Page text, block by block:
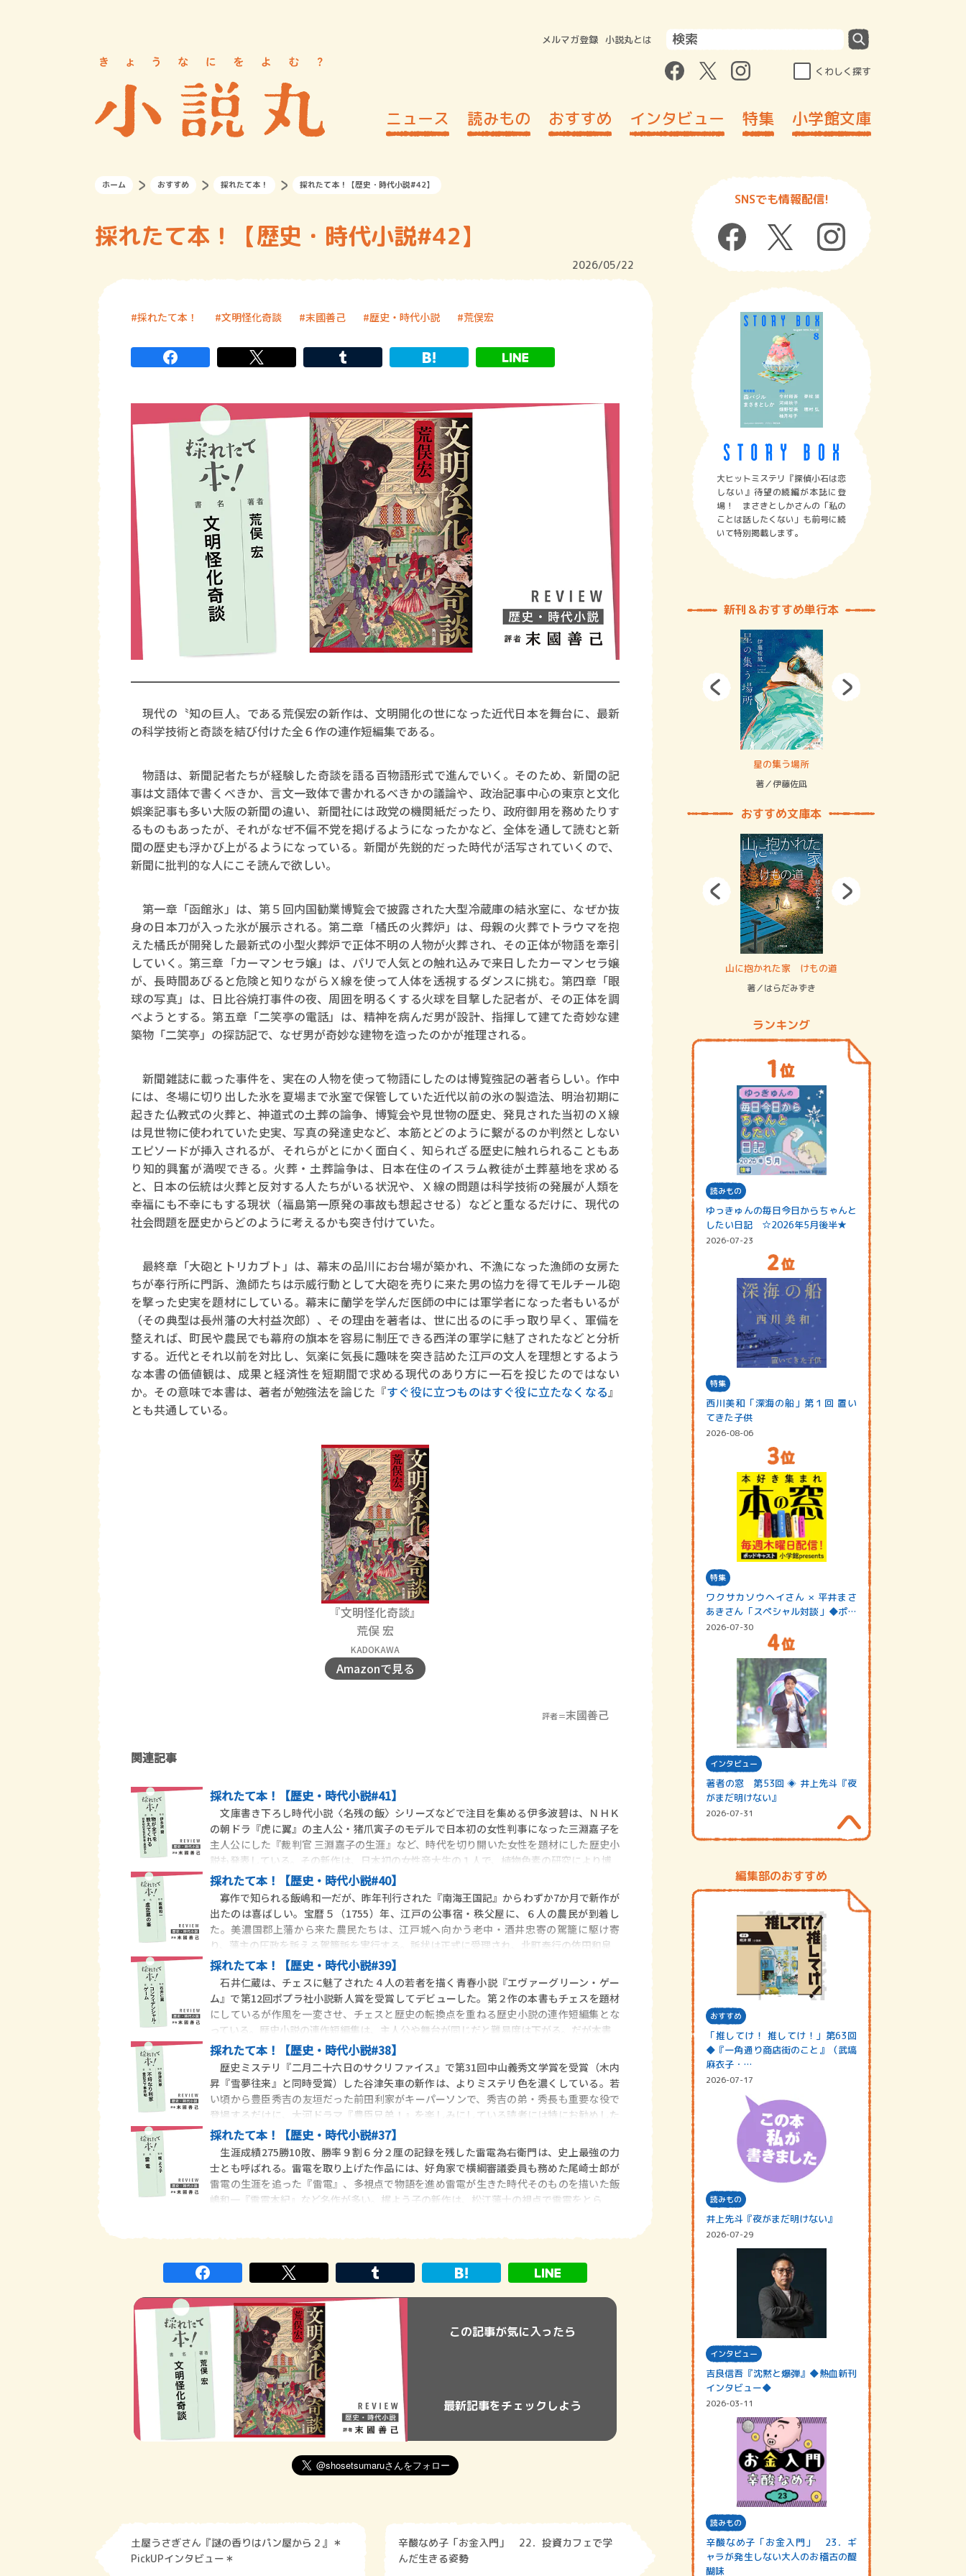
メルマガ登録 小説丸とは
くわしく探す
ニュース 読みもの おすすめ インタビュー 特集 小学館文庫
ホーム おすすめ 採れたて本！ 採れたて本！【歴史・時代小説#42】
採れたて本！【歴史・時代小説#42】
2026/05/22
採れたて本！ 文明怪化奇談 末國善己 歴史・時代小説 荒俣宏
現代の〝知の巨人〟である荒俣宏の新作は、文明開化の世になった近代日本を舞台に、最新
の科学技術と奇談を結び付けた全６作の連作短編集である。
物語は、新聞記者たちが経験した奇談を語る百物語形式で進んでいく。そのため、新聞の記
事は文語体で書くべきか、言文一致体で書かれるべきかの議論や、政治記事中心の東京と文化
娯楽記事も多い大阪の新聞の違い、新聞社には政党の機関紙だったり、政府御用を務めたりす
るものもあったが、それがなぜ不偏不党を掲げるようになったかなど、全体を通して読むと新
聞の歴史も浮かび上がるようになっている。新聞が先鋭的だった時代が活写されていくので、
新聞に批判的な人にこそ読んで欲しい。
第一章「函館氷」は、第５回内国勧業博覧会で披露された大型冷蔵庫の結氷室に、なぜか抜
身の日本刀が入った氷が展示される。第二章「橘氏の火葬炉」は、母親の火葬でトラウマを抱
えた橘氏が開発した最新式の小型火葬炉で正体不明の人物が火葬され、その正体が物語を牽引
していく。第三章「カーマンセラ嬢」は、パリで人気との触れ込みで来日したカーマンセラ嬢
が、長時間あびると危険と知りながらＸ線を使って人体を透視するダンスに挑む。第四章「眼
球の写真」は、日比谷焼打事件の夜、周囲を明るくする火球を目撃した記者が、その正体を調
べようとする。第五章「二笑亭の電話」は、精神を病んだ男が設計、指揮して建てた奇妙な建
築物「二笑亭」の探訪記で、なぜ男が奇妙な建物を造ったのかが推理される。
新聞雑誌に載った事件を、実在の人物を使って物語にしたのは博覧強記の著者らしい。作中
には、冬場に切り出した氷を夏場まで氷室で保管していた近代以前の氷の製造法、明治初期に
起きた仏教式の火葬と、神道式の土葬の論争、博覧会や見世物の歴史、発見された当初のＸ線
は見世物に使われていた史実、写真の発達史など、本筋とどのように繫がるのか判然としない
エピソードが挿入されるが、それらがとにかく面白く、知られざる歴史に触れられることもあ
り知的興奮が満喫できる。火葬・土葬論争は、日本在住のイスラム教徒が土葬墓地を求める
と、日本の伝統は火葬と反対する人たちがいる状況や、Ｘ線の問題は科学技術の発展が人類を
幸福にも不幸にもする現状（福島第一原発の事故も想起させる）などと重なるだけに、現代の
社会問題を歴史からどのように考えるかも突き付けていた。
最終章「大砲とトリカブト」は、幕末の品川にお台場が築かれ、不漁になった漁師の女房た
ちが奉行所に門訴、漁師たちは示威行動として大砲を売りに来た男の協力を得てモルチール砲
を撃った史実を題材にしている。幕末に蘭学を学んだ医師の中には軍学者になった者もいるが
（その典型は長州藩の大村益次郎）、その理由を著者は、世に出るのに手っ取り早く、軍備を
整えれば、町民や農民でも幕府の旗本を容易に制圧できる西洋の軍学に魅了されたなどと分析
する。近代とそれ以前を対比し、気楽に気長に趣味を突き詰めた江戸の文人を理想とするよう
な本書の価値観は、成果と経済性を短期間で求める現代のあり方に一石を投じたのではない
か。その意味で本書は、著者が勉強法を論じた『すぐ役に立つものはすぐ役に立たなくなる』
とも共通している。
『文明怪化奇談』
荒俣 宏
KADOKAWA
Amazonで見る
評者＝末國善己
関連記事
採れたて本！【歴史・時代小説#41】
文庫書き下ろし時代小説〈名残の飯〉シリーズなどで注目を集める伊多波碧は、ＮＨＫ
の朝ドラ『虎に翼』の主人公・猪爪寅子のモデルで日本初の女性判事になった三淵嘉子を
主人公にした『裁判官 三淵嘉子の生涯』など、時代を切り開いた女性を題材にした歴史小
説も発表している。その新作は、日本初の女性帝大生の１人で、植物色素の研究により博
採れたて本！【歴史・時代小説#40】
寡作で知られる飯嶋和一だが、昨年刊行された『南海王国記』からわずか7か月で新作が
出たのは喜ばしい。宝暦５（1755）年、江戸の公事宿・秩父屋に、６人の農民が到着し
た。美濃国郡上藩から来た農民たちは、江戸城へ向かう老中・酒井忠寄の駕籠に駆け寄
り、藩主の圧政を訴える駕籠訴を実行する。訴状は正式に受理され、北町奉行の依田和泉
採れたて本！【歴史・時代小説#39】
石井仁蔵は、チェスに魅了された４人の若者を描く青春小説『エヴァーグリーン・ゲー
ム』で第12回ポプラ社小説新人賞を受賞してデビューした。第２作の本書もチェスを題材
にしているが作風を一変させ、チェスと歴史の転換点を重ねる歴史小説の連作短編集とな
っている。歴史小説の連作短編集は、主人公や舞台が同じだと難易度は下がる。だが本書
採れたて本！【歴史・時代小説#38】
歴史ミステリ『二月二十六日のサクリファイス』で第31回中山義秀文学賞を受賞（木内
昇『雪夢往来』と同時受賞）した谷津矢車の新作は、よりミステリ色を濃くしている。若
い頃から豊臣秀吉の友垣だった前田利家がキーパーソンで、秀吉の弟・秀長も重要な役で
登場するだけに、大河ドラマ『豊臣兄弟！』を楽しみにしている読者には特にお勧めした
い。
採れたて本！【歴史・時代小説#37】
生涯成績275勝10敗、勝率９割６分２厘の記録を残した雷電為右衛門は、史上最強の力
士とも呼ばれる。雷電を取り上げた作品には、好角家で横綱審議委員も務めた尾崎士郎が
雷電の生涯を追った『雷電』、多視点で物語を進め雷電が生きた時代そのものを描いた飯
嶋和一『雷電本紀』など名作が多い。梶よう子の新作は、松江藩士の視点で雷電をとら
この記事が気に入ったら
最新記事をチェックしよう
土屋うさぎさん『謎の香りはパン屋から２』＊
PickUPインタビュー＊
辛酸なめ子「お金入門」 22．投資カフェで学
んだ生きる姿勢
SNSでも情報配信!
大ヒットミステリ『探偵小石は恋
しない』待望の続編が本誌に登
場！ まさきとしかさんの「私の
ことは話したくない」も前号に続
いて特別掲載します。
新刊＆おすすめ単行本
賞金稼ぎスリーサム！ 二重拘束の…
著／川瀬七緒
星の集う場所
著／伊藤佐凪
おすすめ文庫本
ロボット・イン・ザ・システム
著／デボラ・イン…
山に抱かれた家 けもの道
著／はらだみずき
ランキング
読みもの
ゆっきゅんの毎日今日からちゃんと
したい日記 ☆2026年5月後半★
2026-07-23
特集
西川美和「深海の船」第１回 置い
てきた子供
2026-08-06
特集
ワクサカソウヘイさん × 平井まさ
あきさん「スペシャル対談」◆ポッ
ドキャスト…
2026-07-30
インタビュー
著者の窓 第53回 ◈ 井上先斗『夜
がまだ明けない』
2026-07-31
編集部のおすすめ
おすすめ
「推してけ！ 推してけ！」第63回
◆『一角通り商店街のこと』（武塙
麻衣子・…
2026-07-17
読みもの
井上先斗『夜がまだ明けない』
2026-07-29
インタビュー
吉良信吾『沈黙と爆弾』◆熱血新刊
インタビュー◆
2026-03-11
読みもの
辛酸なめ子「お金入門」 23．ギ
ャラが発生しない大人のお稽古の醍
醐味